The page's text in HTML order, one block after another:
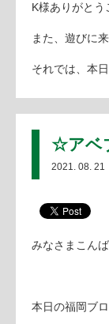
K様ありがとう
また、遊びに
それでは、本
☆アベ
2021. 08. 21
みなさまこん
本日の福岡ブ